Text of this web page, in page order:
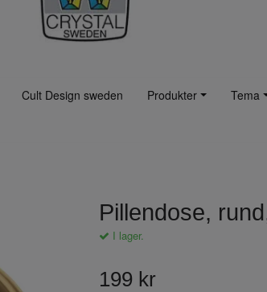
Cult Design sweden Produkter Tema
Pillendose,
I lager.
199 kr